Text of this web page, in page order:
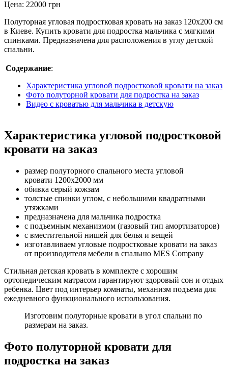
Цена: 22000 грн
Полуторная угловая подростковая кровать на заказ 120х200 см
в Киеве. Купить кровати для подростка мальчика с мягкими
спинками. Предназначена для расположения в углу детской
спальни.
Содержание:
Характеристика угловой подростковой кровати на заказ
Фото полуторной кровати для подростка на заказ
Видео с кроватью для мальчика в детскую
Характеристика угловой подростковой
кровати на заказ
размер полуторного спального места угловой
кровати 1200х2000 мм
обивка серый кожзам
толстые спинки углом, с небольшими квадратными
утяжками
предназначена для мальчика подростка
с подъемным механизмом (газовый тип амортизаторов)
с вместительной нишей для белья и вещей
изготавливаем угловые подростковые кровати на заказ
от производителя мебели в спальню MES Company
Стильная детская кровать в комплекте с хорошим
ортопедическим матрасом гарантируют здоровый сон и отдых
ребенка. Цвет под интерьер комнаты, механизм подъема для
ежедневного функционального использования.
Изготовим полуторные кровати в угол спальни по
размерам на заказ.
Фото полуторной кровати для
подростка на заказ